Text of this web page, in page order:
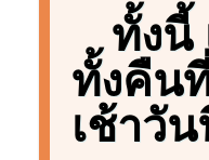
ทั้งนี้
ทั้งคืน
เช้าวั